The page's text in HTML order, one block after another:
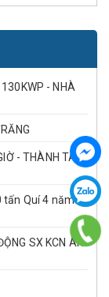
130KWP - NHÀ
- THÀNH TÂM
tấn Quí 4 năm
SX KCN AN